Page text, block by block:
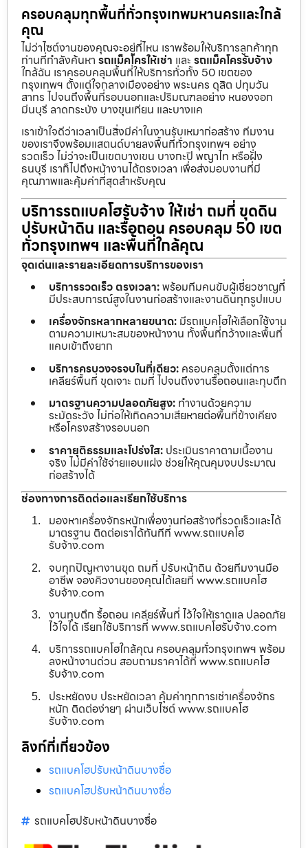
ครอบคลุมทุกพื้นที่ทั่วกรุงเทพมหานครและใกล้
คุณ
ไม่ว่าไซต์งานของคุณจะอยู่ที่ไหน เราพร้อมให้บริการลูกค้าทุก
ท่านที่กำลังค้นหา รถแม็คโครให้เช่า และ รถแม็คโครรับจ้าง
ใกล้ฉัน เราครอบคลุมพื้นที่ให้บริการทั่วทั้ง 50 เขตของ
กรุงเทพฯ ตั้งแต่ใจกลางเมืองอย่าง พระนคร ดุสิต ปทุมวัน
สาทร ไปจนถึงพื้นที่รอบนอกและปริมณฑลอย่าง หนองจอก
มีนบุรี ลาดกระบัง บางขุนเทียน และบางแค
เราเข้าใจดีว่าเวลาเป็นสิ่งมีค่าในงานรับเหมาก่อสร้าง ทีมงาน
ของเราจึงพร้อมแสตนด์บายลงพื้นที่ทั่วกรุงเทพฯ อย่าง
รวดเร็ว ไม่ว่าจะเป็นเขตบางเขน บางกะปิ พญาไท หรือฝั่ง
ธนบุรี เราก็ไปถึงหน้างานได้ตรงเวลา เพื่อส่งมอบงานที่มี
คุณภาพและคุ้มค่าที่สุดสำหรับคุณ
บริการรถแบคโฮรับจ้าง ให้เช่า ถมที่ ขุดดิน
ปรับหน้าดิน และรื้อถอน ครอบคลุม 50 เขต
ทั่วกรุงเทพฯ และพื้นที่ใกล้คุณ
จุดเด่นและรายละเอียดการบริการของเรา
บริการรวดเร็ว ตรงเวลา:พร้อมทีมคนขับผู้เชี่ยวชาญที่
มีประสบการณ์สูงในงานก่อสร้างและงานดินทุกรูปแบบ
เครื่องจักรหลากหลายขนาด: มีรถแบคโฮให้เลือกใช้งาน
ตามความเหมาะสมของหน้างาน ทั้งพื้นที่กว้างและพื้นที่
แคบเข้าถึงยาก
บริการครบวงจรจบในที่เดียว: ครอบคลุมตั้งแต่การ
เคลียร์พื้นที่ ขุดเจาะ ถมที่ ไปจนถึงงานรื้อถอนและทุบตึก
มาตรฐานความปลอดภัยสูง: ทำงานด้วยความ
ระมัดระวัง ไม่ก่อให้เกิดความเสียหายต่อพื้นที่ข้างเคียง
หรือโครงสร้างรอบนอก
ราคายุติธรรมและโปร่งใส: ประเมินราคาตามเนื้องาน
จริง ไม่มีค่าใช้จ่ายแอบแฝง ช่วยให้คุณคุมงบประมาณ
ก่อสร้างได้
ช่องทางการติดต่อและเรียกใช้บริการ
มองหาเครื่องจักรหนักเพื่องานก่อสร้างที่รวดเร็วและได้
มาตรฐาน ติดต่อเราได้ทันทีที่ www.รถแบคโฮ
รับจ้าง.com
จบทุกปัญหางานขุด ถมที่ ปรับหน้าดิน ด้วยทีมงานมือ
อาชีพ จองคิวงานของคุณได้เลยที่ www.รถแบคโฮ
รับจ้าง.com
งานทุบตึก รื้อถอน เคลียร์พื้นที่ ไว้ใจให้เราดูแล ปลอดภัย
ไว้ใจได้ เรียกใช้บริการที่ www.รถแบคโฮรับจ้าง.com
บริการรถแบคโฮใกล้คุณ ครอบคลุมทั่วกรุงเทพฯ พร้อม
ลงหน้างานด่วน สอบถามราคาได้ที่ www.รถแบคโฮ
รับจ้าง.com
ประหยัดงบ ประหยัดเวลา คุ้มค่าทุกการเช่าเครื่องจักร
หนัก ติดต่อง่ายๆ ผ่านเว็บไซต์ www.รถแบคโฮ
รับจ้าง.com
ลิงก์ที่เกี่ยวข้อง
รถแบคโฮปรับหน้าดินบางซื่อ
รถแบคโฮปรับหน้าดินบางซื่อ
รถแบคโฮปรับหน้าดินบางซื่อ